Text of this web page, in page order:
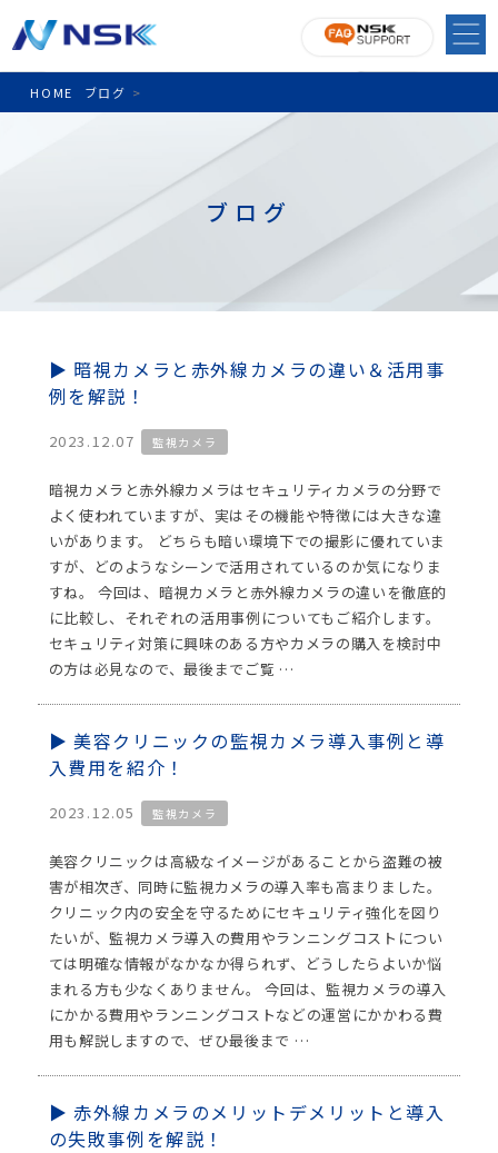
HOME >
ブログ
ブログ
暗視カメラと赤外線カメラの違い＆活用事
例を解説！
2023.12.07 監視カメラ
暗視カメラと赤外線カメラはセキュリティカメラの分野で
よく使われていますが、実はその機能や特徴には大きな違
いがあります。 どちらも暗い環境下での撮影に優れていま
すが、どのようなシーンで活用されているのか気になりま
すね。 今回は、暗視カメラと赤外線カメラの違いを徹底的
に比較し、それぞれの活用事例についてもご紹介します。
セキュリティ対策に興味のある方やカメラの購入を検討中
の方は必見なので、最後までご覧 …
美容クリニックの監視カメラ導入事例と導
入費用を紹介！
2023.12.05 監視カメラ
美容クリニックは高級なイメージがあることから盗難の被
害が相次ぎ、同時に監視カメラの導入率も高まりました。
クリニック内の安全を守るためにセキュリティ強化を図り
たいが、監視カメラ導入の費用やランニングコストについ
ては明確な情報がなかなか得られず、どうしたらよいか悩
まれる方も少なくありません。 今回は、監視カメラの導入
にかかる費用やランニングコストなどの運営にかかわる費
用も解説しますので、ぜひ最後まで …
赤外線カメラのメリットデメリットと導入
の失敗事例を解説！